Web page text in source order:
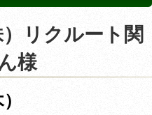
リクルート関
様